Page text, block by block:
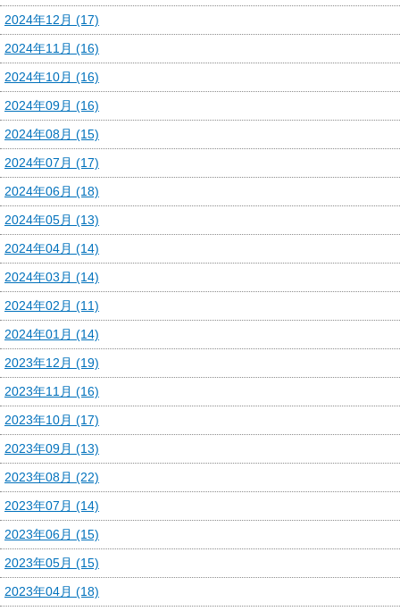
2024年12月 (17)
2024年11月 (16)
2024年10月 (16)
2024年09月 (16)
2024年08月 (15)
2024年07月 (17)
2024年06月 (18)
2024年05月 (13)
2024年04月 (14)
2024年03月 (14)
2024年02月 (11)
2024年01月 (14)
2023年12月 (19)
2023年11月 (16)
2023年10月 (17)
2023年09月 (13)
2023年08月 (22)
2023年07月 (14)
2023年06月 (15)
2023年05月 (15)
2023年04月 (18)